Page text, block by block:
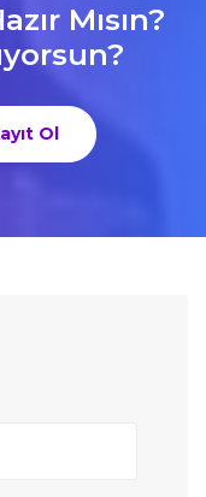
Mısın?
Ol